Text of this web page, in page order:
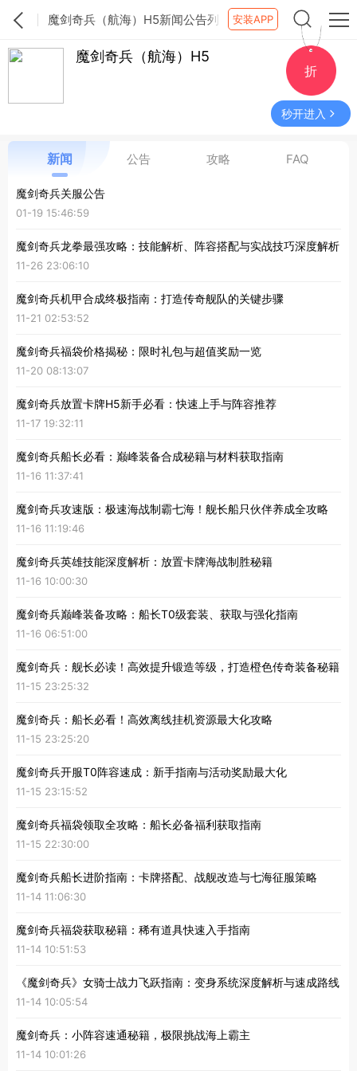
魔剑奇兵（航海）H5新闻公告列
表
安装APP
魔剑奇兵（航海）H5
折
秒开进入
新闻 公告 攻略 FAQ
魔剑奇兵关服公告
01-19 15:46:59
魔剑奇兵龙拳最强攻略：技能解析、阵容搭配与实战技巧深度解析
11-26 23:06:10
魔剑奇兵机甲合成终极指南：打造传奇舰队的关键步骤
11-21 02:53:52
魔剑奇兵福袋价格揭秘：限时礼包与超值奖励一览
11-20 08:13:07
魔剑奇兵放置卡牌H5新手必看：快速上手与阵容推荐
11-17 19:32:11
魔剑奇兵船长必看：巅峰装备合成秘籍与材料获取指南
11-16 11:37:41
魔剑奇兵攻速版：极速海战制霸七海！舰长船只伙伴养成全攻略
11-16 11:19:46
魔剑奇兵英雄技能深度解析：放置卡牌海战制胜秘籍
11-16 10:00:30
魔剑奇兵巅峰装备攻略：船长T0级套装、获取与强化指南
11-16 06:51:00
魔剑奇兵：舰长必读！高效提升锻造等级，打造橙色传奇装备秘籍
11-15 23:25:32
魔剑奇兵：船长必看！高效离线挂机资源最大化攻略
11-15 23:25:20
魔剑奇兵开服T0阵容速成：新手指南与活动奖励最大化
11-15 23:15:52
魔剑奇兵福袋领取全攻略：船长必备福利获取指南
11-15 22:30:00
魔剑奇兵船长进阶指南：卡牌搭配、战舰改造与七海征服策略
11-14 11:06:30
魔剑奇兵福袋获取秘籍：稀有道具快速入手指南
11-14 10:51:53
《魔剑奇兵》女骑士战力飞跃指南：变身系统深度解析与速成路线
11-14 10:05:54
魔剑奇兵：小阵容速通秘籍，极限挑战海上霸主
11-14 10:01:26